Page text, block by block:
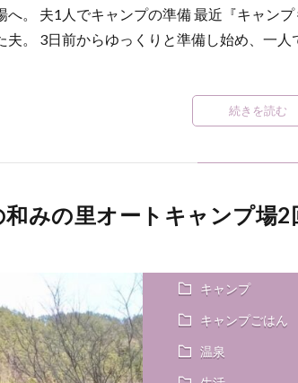
。 夫1人でキャンプの準備 最近『キャンプ
。 3日前からゆっくりと準備し始め、一人
続きを読む
みの里オートキャンプ場2
キャンプ
キャンプごはん
温泉